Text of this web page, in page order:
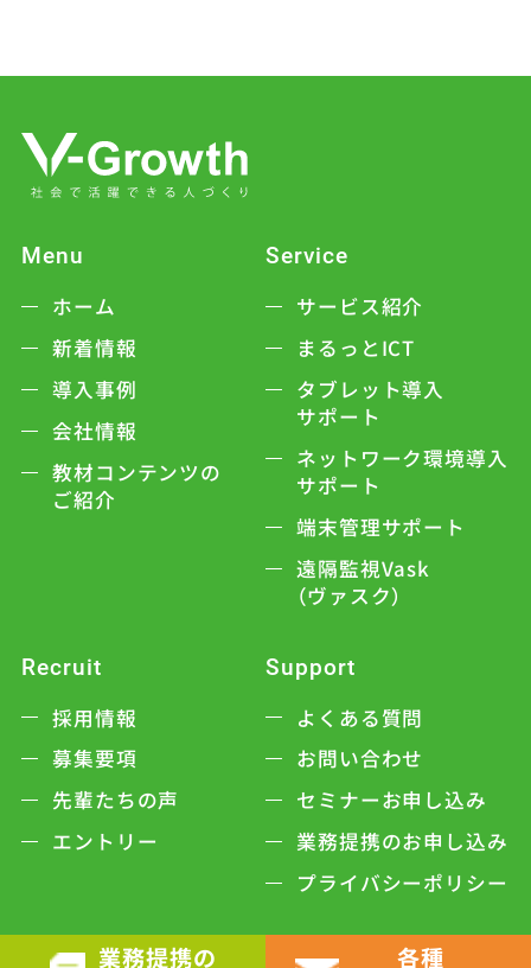
業務提携の 各種
Menu
ホーム
新着情報
導入事例
会社情報
教材コンテンツの
ご紹介
Service
サービス紹介
まるっとICT
タブレット導入
サポート
ネットワーク環境導入
サポート
端末管理サポート
遠隔監視Vask
（ヴァスク）
Recruit
採用情報
募集要項
先輩たちの声
エントリー
Support
よくある質問
お問い合わせ
セミナーお申し込み
業務提携のお申し込み
プライバシーポリシー